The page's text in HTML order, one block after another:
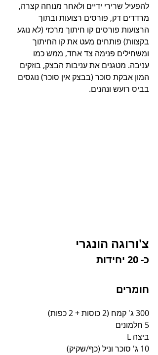
להפעיל שרירי ידיים ולאחר מנוחה קצרה,
מרדדים דק, פורסים רצועות ובתוך
הרצועות פורסים קו חיתוך מרכזי (לא נוגע
בקצוות) פותחים מעט את קו החיתוך
ומשחילים פנימה צד אחד, ממש כמו
עניבה. מטגנים את עניבות הבצק, בוזקים
המון אבקת סוכר (בבצק אין סוכר) נוגסים
בביס רועש ונהנים.
צ'ורוגה הונגרי
כ- 20 יחידות
חומרים
300 ג' קמח (2 כוסות + 2 כפות)
5 חלמונים
ביצה L
10 ג' סוכר וניל (כף/שקיק)